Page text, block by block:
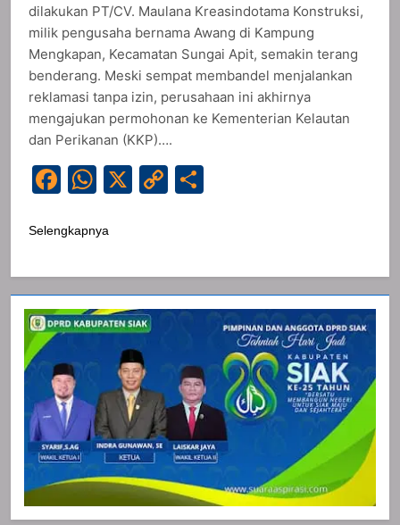
dilakukan PT/CV. Maulana Kreasindotama Konstruksi,
milik pengusaha bernama Awang di Kampung
Mengkapan, Kecamatan Sungai Apit, semakin terang
benderang. Meski sempat membandel menjalankan
reklamasi tanpa izin, perusahaan ini akhirnya
mengajukan permohonan ke Kementerian Kelautan
dan Perikanan (KKP)….
Facebook
WhatsApp
X
Copy
Selengkapnya